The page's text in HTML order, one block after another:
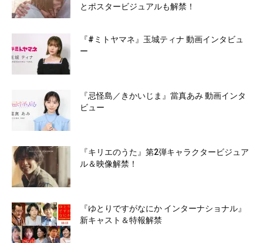
とポスタービジュアルも解禁！
『#ミトヤマネ』玉城ティナ 動画インタビュ
ー
『忌怪島／きかいじま』當真あみ 動画インタ
ビュー
『キリエのうた』第2弾キャラクタービジュア
ル＆映像解禁！
『ゆとりですがなにか インターナショナル』
新キャスト＆特報解禁